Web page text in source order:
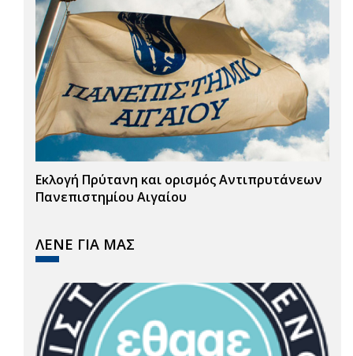
Εκλογή Πρύτανη και ορισμός Αντιπρυτάνεων
Πανεπιστημίου Αιγαίου
ΛΕΝΕ ΓΙΑ ΜΑΣ